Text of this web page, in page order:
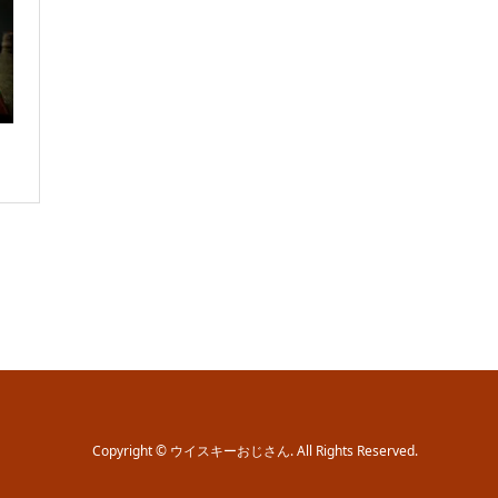
Copyright© ウイスキーおじさん. All Rights Reserved.